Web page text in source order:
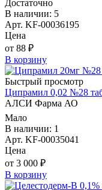
Достаточно
В наличии: 5
Арт. KF-00036195
Цена
от 88 ₽
В корзину
Быстрый просмотр
Ципрамил 0,02 №28
АЛСИ Фарма АО
Мало
В наличии: 1
Арт. KF-00035041
Цена
от 3 000 ₽
В корзину